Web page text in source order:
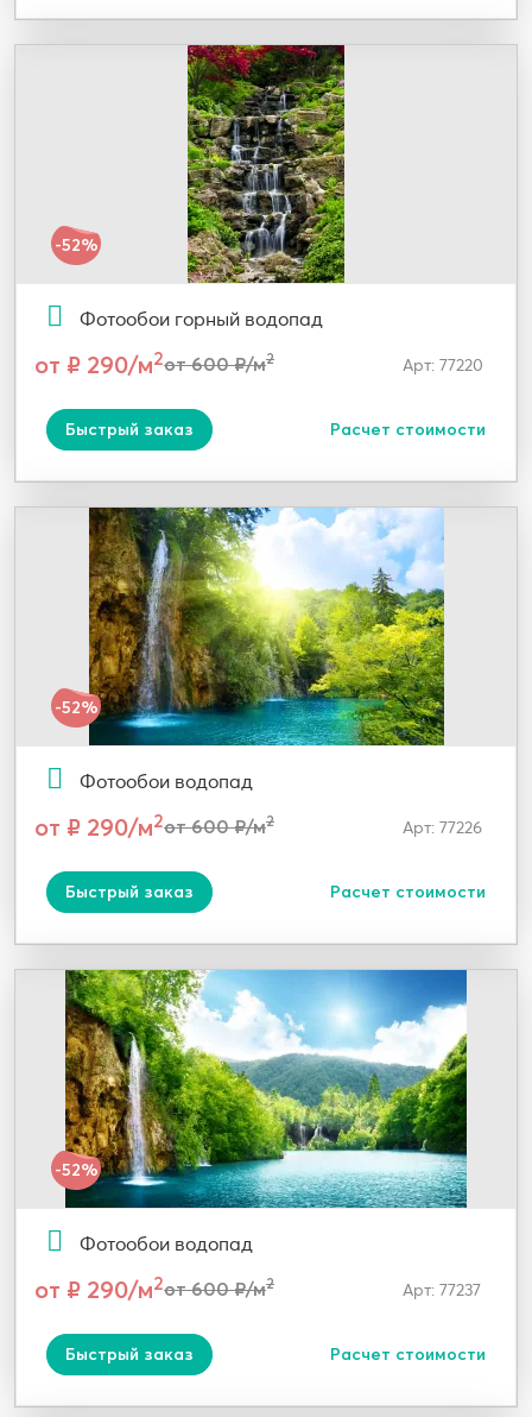
-52%
Фотообои горный водопад
от ₽ 290/м2от 600 ₽/м2 Арт: 77220
Быстрый заказ Расчет стоимости
-52%
Фотообои водопад
от ₽ 290/м2от 600 ₽/м2 Арт: 77226
Быстрый заказ Расчет стоимости
-52%
Фотообои водопад
от ₽ 290/м2от 600 ₽/м2 Арт: 77237
Быстрый заказ Расчет стоимости